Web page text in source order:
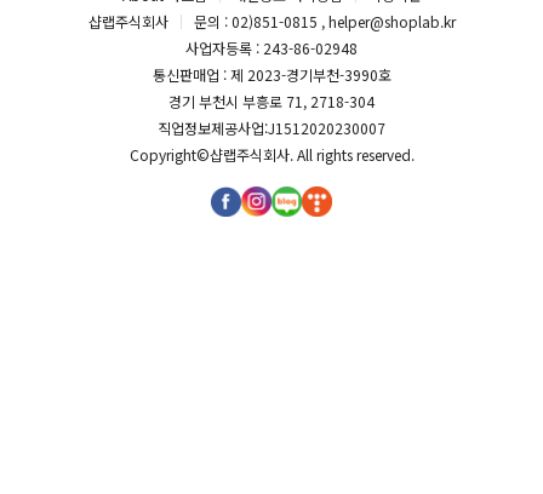
샵랩주식회사
문의 : 02)851-0815 , helper@shoplab.kr
사업자등록 : 243-86-02948
통신판매업 : 제 2023-경기부천-3990호
경기 부천시 부흥로 71, 2718-304
직업정보제공사업:J1512020230007
Copyright©샵랩주식회사. All rights reserved.